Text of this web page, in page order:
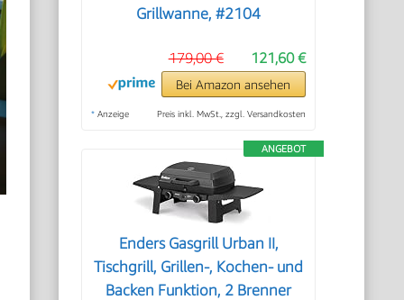
Grillwanne, #2104
121,60 €
179,00 €
Bei Amazon ansehen
* Anzeige Preis inkl. MwSt., zzgl. Versandkosten
ANGEBOT
Enders Gasgrill Urban II,
Tischgrill, Grillen-, Kochen- und
Backen Funktion, 2 Brenner